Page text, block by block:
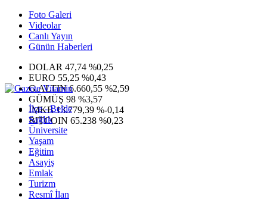
Foto Galeri
Videolar
Canlı Yayın
Günün Haberleri
DOLAR 47,74 %0,25
EURO 55,25 %0,43
G.ALTIN6.660,55 %2,59
GÜMÜŞ 98 %3,57
IMKB13.779,39 %-0,14
BITCOIN 65.238 %0,23
İlçe - Belde
Sağlık
Üniversite
Yaşam
Eğitim
Asayiş
Emlak
Turizm
Resmî İlan